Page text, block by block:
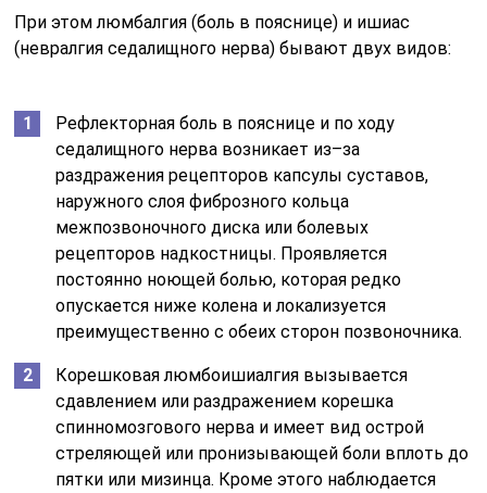
При этом люмбалгия (боль в пояснице) и ишиас
(невралгия седалищного нерва) бывают двух видов:
Рефлекторная боль в пояснице и по ходу
седалищного нерва возникает из–за
раздражения рецепторов капсулы суставов,
наружного слоя фиброзного кольца
межпозвоночного диска или болевых
рецепторов надкостницы. Проявляется
постоянно ноющей болью, которая редко
опускается ниже колена и локализуется
преимущественно с обеих сторон позвоночника.
Корешковая люмбоишиалгия вызывается
сдавлением или раздражением корешка
спинномозгового нерва и имеет вид острой
стреляющей или пронизывающей боли вплоть до
пятки или мизинца. Кроме этого наблюдается